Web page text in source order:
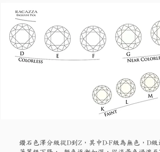
鑽石色澤分級從D到Z，其中D-F級為無色，D